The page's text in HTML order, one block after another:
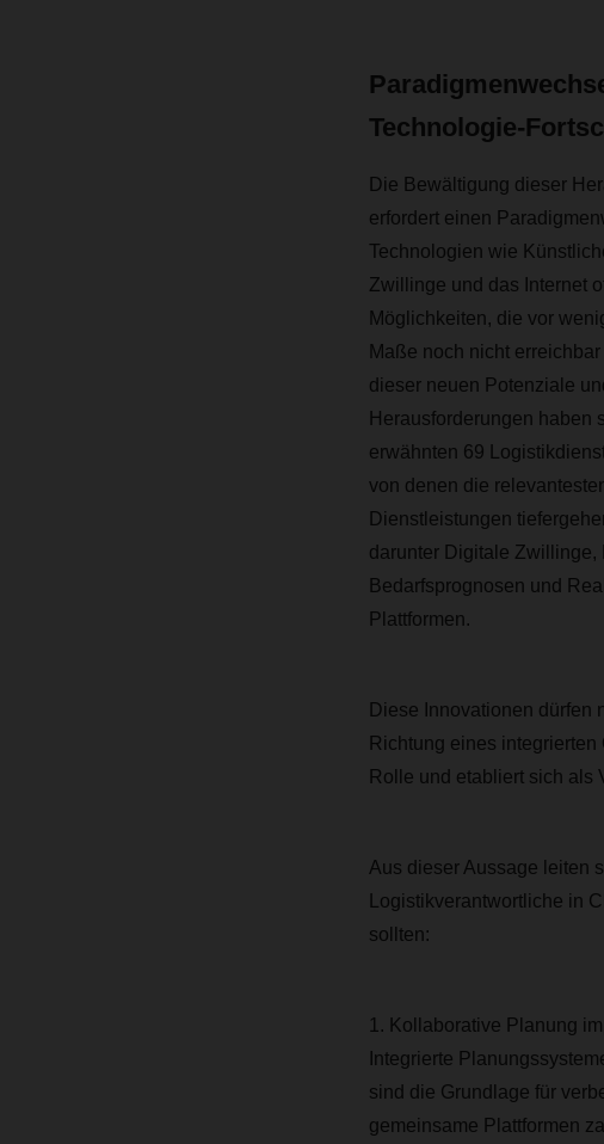
Technologie-
Die Bewältigung dieser
erfordert einen
Technologien wie
Zwillinge und das Internet
Möglichkeiten, die vor
Maße noch nicht
dieser neuen Potenziale
Herausforderungen haben
erwähnten 69
von denen die
Dienstleistungen
darunter Digitale Zwillinge,
Bedarfsprognosen und
Plattformen.
Diese Innovationen dürfen
Richtung eines
Rolle und etabliert sich als
Aus dieser Aussage leiten
Logistikverantwortliche in
sollten:
1. Kollaborative Planung
Integrierte
sind die Grundlage für
gemeinsame Plattformen